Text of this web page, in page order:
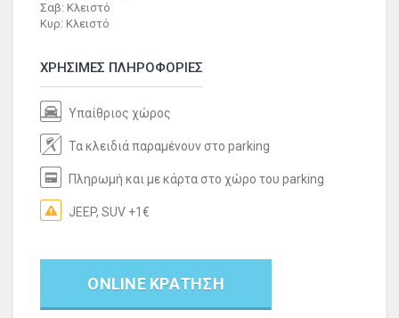
Σαβ: Κλειστό
Κυρ: Κλειστό
ΧΡΗΣΙΜΕΣ ΠΛΗΡΟΦΟΡΙΕΣ
Υπαίθριος χώρος
Τα κλειδιά παραμένουν στο parking
Πληρωμή και με κάρτα στο χώρο του parking
JEEP, SUV +1€
ONLINE ΚΡΑΤΗΣΗ